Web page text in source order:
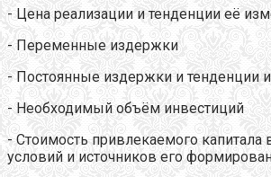
- Цена реализации и тенденции её
- Переменные издержки
- Постоянные издержки и тенденции
- Необходимый объём инвестиций
- Стоимость привлекаемого капитала
условий и источников его